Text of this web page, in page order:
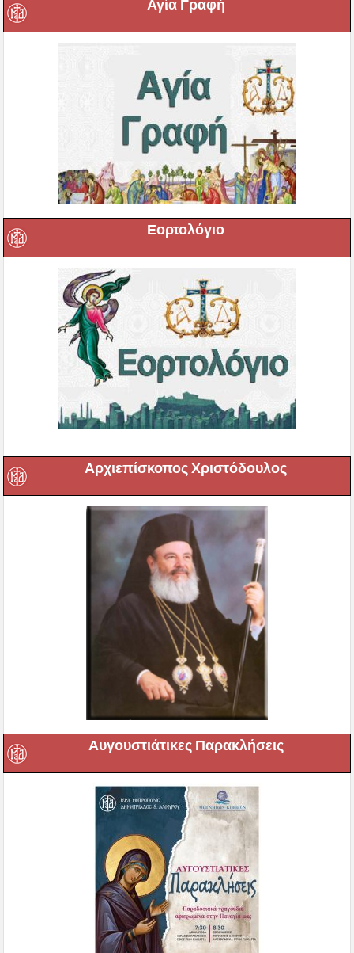
Αγία Γραφή
Εορτολόγιο
Αρχιεπίσκοπος Χριστόδουλος
Αυγουστιάτικες Παρακλήσεις